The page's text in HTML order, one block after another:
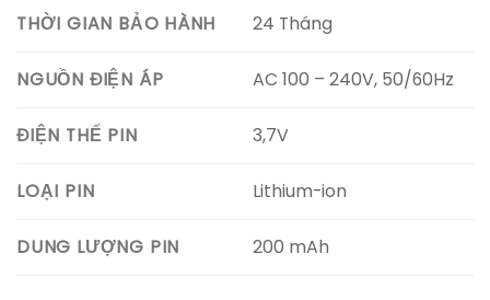
THỜI GIAN BẢO HÀNH 24 Tháng
NGUỒN ĐIỆN ÁP AC 100 – 240V, 50/60Hz
ĐIỆN THẾ PIN 3,7V
LOẠI PIN Lithium-ion
DUNG LƯỢNG PIN 200 mAh